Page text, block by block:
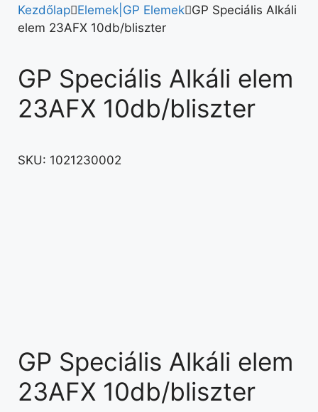
Kezdőlap Elemek|GP Elemek GP Speciális Alkáli
elem 23AFX 10db/bliszter
GP Speciális Alkáli elem
23AFX 10db/bliszter
SKU: 1021230002
GP Speciális Alkáli elem
23AFX 10db/bliszter